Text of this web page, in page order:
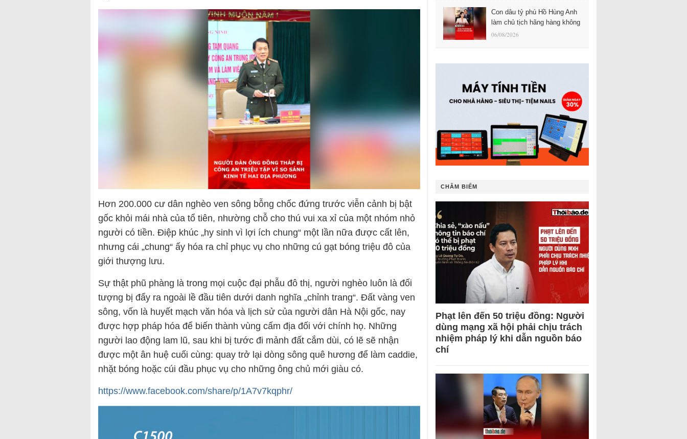
Hơn 200.000 cư dân nghèo ven sông bỗng chốc đứng trước viễn cảnh bị bật
gốc khỏi mái nhà của tổ tiên, nhường chỗ cho thú vui xa xỉ của một nhóm nhỏ
người có tiền. Điệp khúc „hy sinh vì lợi ích chung“ một lần nữa được cất lên,
nhưng cái „chung“ ấy hóa ra chỉ phục vụ cho những cú gạt bóng triệu đô của
giới thượng lưu.
Sự thật phũ phàng là trong mọi cuộc đại phẫu đô thị, người nghèo luôn là đối
tượng bị đẩy ra ngoài lề đầu tiên dưới danh nghĩa „chỉnh trang“. Đất vàng ven
sông, vốn là huyết mạch văn hóa và lịch sử của người dân Hà Nội gốc, nay
được hợp pháp hóa để biến thành vùng cấm địa đối với chính họ. Những
người lao động lam lũ, sau khi bị tước đi mảnh đất cắm dùi, có lẽ sẽ nhận
được một ân huệ cuối cùng: quay trở lại dòng sông quê hương để làm caddie,
nhặt bóng hoặc cúi đầu phục vụ cho những ông chủ mới giàu có.
https://www.facebook.com/share/p/1A7v7kqphr/
Con dâu tỷ phú Hồ Hùng Anh
làm chủ tịch hãng hàng không
06/08/2026
CHÂM BIẾM
Phạt lên đến 50 triệu đồng: Người
dùng mạng xã hội phải chịu trách
nhiệm pháp lý khi dẫn nguồn báo
chí